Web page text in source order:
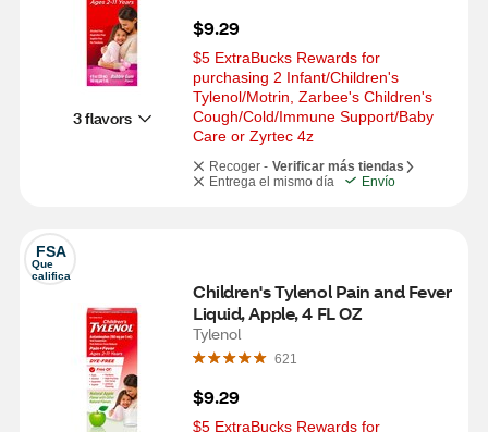
3 flavors
$9.29
$5 ExtraBucks Rewards for
purchasing 2 Infant/Children's
Tylenol/Motrin, Zarbee's Children's
Cough/Cold/Immune Support/Baby
Care or Zyrtec 4z
Recoger - Verificar más tiendas
Entrega el mismo día
Envío
FSA
Que
califica
Children's Tylenol Pain and Fever
Liquid, Apple, 4 FL OZ
Tylenol
621
$9.29
$5 ExtraBucks Rewards for